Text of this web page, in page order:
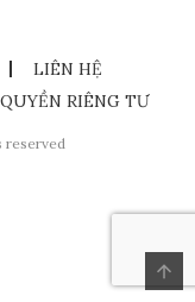
LIÊN HỆ
RIÊNG TƯ
reserved